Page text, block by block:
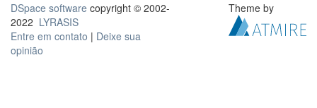
DSpace software copyright © 2002-
2022 LYRASIS
Entre em contato | Deixe sua
opinião
Theme by